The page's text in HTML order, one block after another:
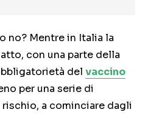
no? Mentre in Italia la
con una parte della
del vaccino
per una serie di
a cominciare dagli